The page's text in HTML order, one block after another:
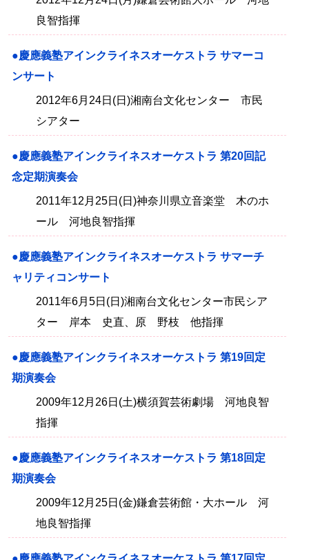
良智指揮
●慶應義塾アインクライネスオーケストラ サマーコ
ンサート
2012年6月24日(日)湘南台文化センター 市民
シアター
●慶應義塾アインクライネスオーケストラ 第20回記
念定期演奏会
2011年12月25日(日)神奈川県立音楽堂 木のホ
ール 河地良智指揮
●慶應義塾アインクライネスオーケストラ サマーチ
ャリティコンサート
2011年6月5日(日)湘南台文化センター市民シア
ター 岸本 史直、原 野枝 他指揮
●慶應義塾アインクライネスオーケストラ 第19回定
期演奏会
2009年12月26日(土)横須賀芸術劇場 河地良智
指揮
●慶應義塾アインクライネスオーケストラ 第18回定
期演奏会
2009年12月25日(金)鎌倉芸術館・大ホール 河
地良智指揮